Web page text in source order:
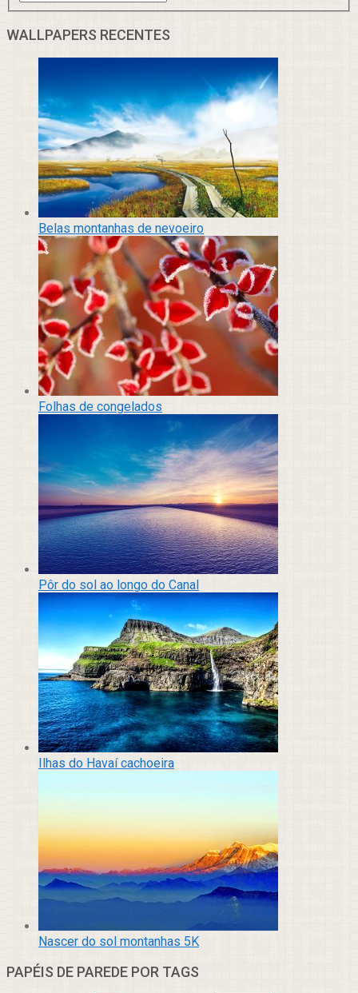
WALLPAPERS RECENTES
Belas montanhas de nevoeiro
Folhas de congelados
Pôr do sol ao longo do Canal
Ilhas do Havaí cachoeira
Nascer do sol montanhas 5K
PAPÉIS DE PAREDE POR TAGS